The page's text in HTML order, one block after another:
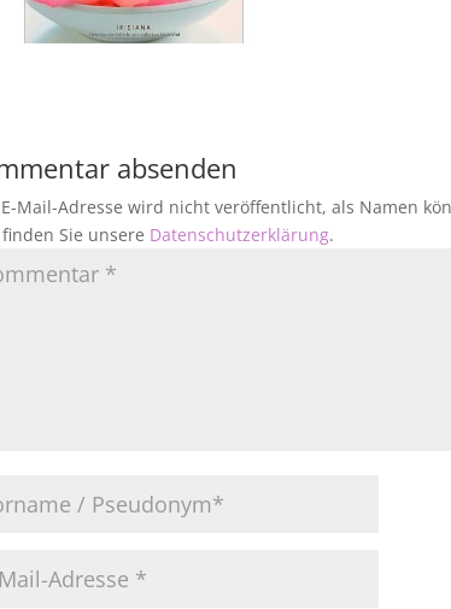
absenden
Mail-Adresse wird nicht veröffentlicht, als Namen
Sie unsere Datenschutzerklärung.